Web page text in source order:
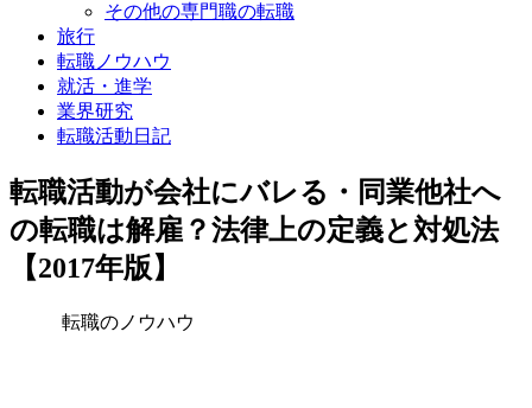
その他の専門職の転職
旅行
転職ノウハウ
就活・進学
業界研究
転職活動日記
転職活動が会社にバレる・同業他社へ
の転職は解雇？法律上の定義と対処法
【2017年版】
転職のノウハウ